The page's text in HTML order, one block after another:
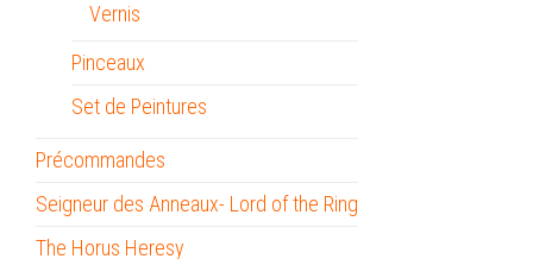
Vernis
Pinceaux
Set de Peintures
Précommandes
Seigneur des Anneaux- Lord of the Ring
The Horus Heresy